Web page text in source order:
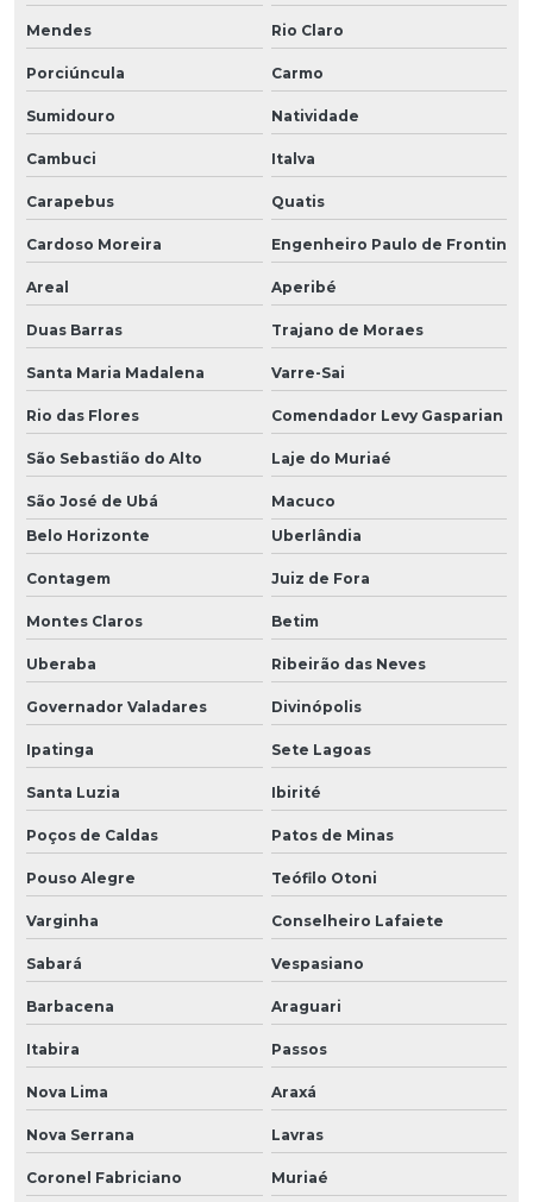
Mendes Rio Claro
Porciúncula Carmo
Sumidouro Natividade
Cambuci Italva
Carapebus Quatis
Cardoso Moreira Engenheiro Paulo de Frontin
Areal Aperibé
Duas Barras Trajano de Moraes
Santa Maria Madalena Varre-Sai
Rio das Flores Comendador Levy Gasparian
São Sebastião do Alto Laje do Muriaé
São José de Ubá
Macuco
Belo Horizonte
Uberlândia
Contagem Juiz de Fora
Montes Claros Betim
Uberaba Ribeirão das Neves
Governador Valadares Divinópolis
Ipatinga Sete Lagoas
Santa Luzia Ibirité
Poços de Caldas Patos de Minas
Pouso Alegre Teófilo Otoni
Varginha Conselheiro Lafaiete
Sabará Vespasiano
Barbacena Araguari
Itabira Passos
Nova Lima Araxá
Nova Serrana Lavras
Coronel Fabriciano Muriaé